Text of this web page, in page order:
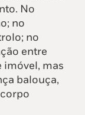
No
no
no
entre
imóvel, mas
balouça,